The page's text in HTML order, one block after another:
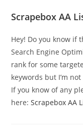
Scrapebox AA
Hey! Do you know if
Search Engine
rank for some
keywords but I’m
If you know of any
here:Scrapebox AA